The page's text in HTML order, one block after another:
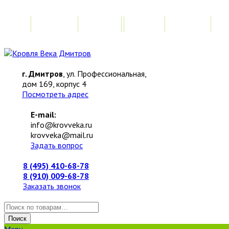
г. Дмитров, ул. Профессиональная,
дом 169, корпус 4
Посмотреть адрес
E-mail:
info@krovveka.ru
krovveka@mail.ru
Задать вопрос
8 (495) 410-68-78
8 (910) 009-68-78
Заказать звонок
Искать:
Поиск